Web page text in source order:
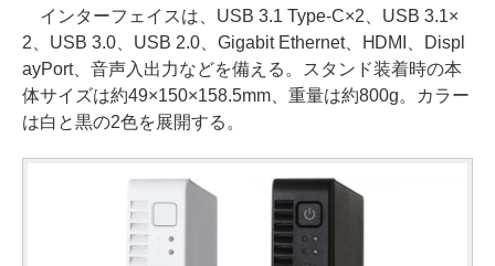
インターフェイスは、USB 3.1 Type-C×2、USB 3.1×
2、USB 3.0、USB 2.0、Gigabit Ethernet、HDMI、Displ
ayPort、音声入出力などを備える。スタンド装着時の本
体サイズは約49×150×158.5mm、重量は約800g。カラー
は白と黒の2色を展開する。